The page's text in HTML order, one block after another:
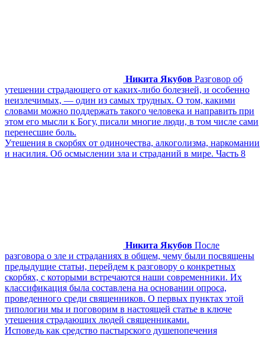
Никита Якубов Разговор об
утешении страдающего от каких-либо болезней, и особенно
неизлечимых, — один из самых трудных. О том, какими
словами можно поддержать такого человека и направить при
этом его мысли к Богу, писали многие люди, в том числе сами
перенесшие боль.
Утешения в скорбях от одиночества, алкоголизма, наркомании
и насилия. Об осмыслении зла и страданий в мире. Часть 8
Никита Якубов После
разговора о зле и страданиях в общем, чему были посвящены
предыдущие статьи, перейдем к разговору о конкретных
скорбях, с которыми встречаются наши современники. Их
классификация была составлена на основании опроса,
проведенного среди священников. О первых пунктах этой
типологии мы и поговорим в настоящей статье в ключе
утешения страдающих людей священниками.
Исповедь как средство пастырского душепопечения